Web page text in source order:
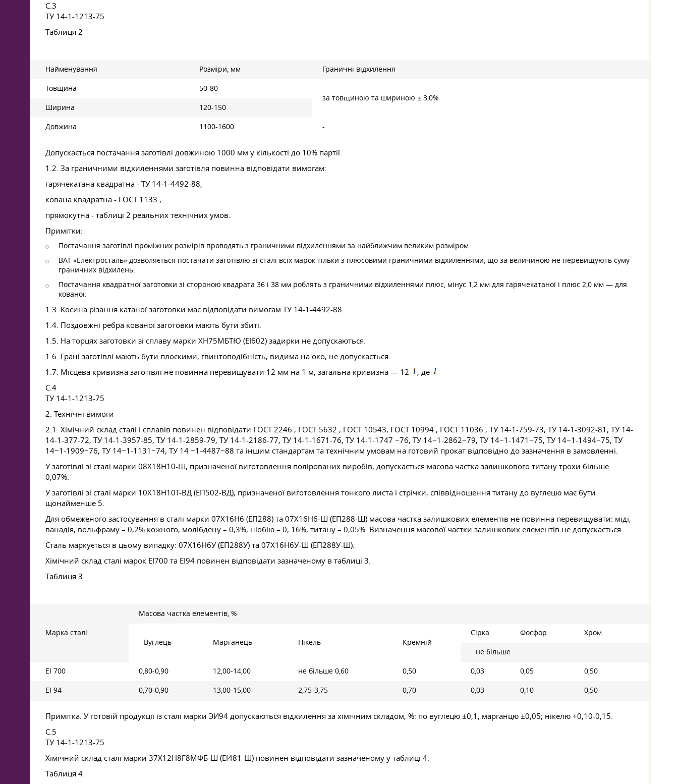
С.3
ТУ 14-1-1213-75
Таблиця 2
Найменування Розміри, мм Граничні відхилення
Товщина
50-80
за товщиною та шириною ± 3,0%
Ширина
120-150
Довжина 1100-1600 -
Допускається постачання заготівлі довжиною 1000 мм у кількості до 10% партії.
1.2. За граничними відхиленнями заготівля повинна відповідати вимогам:
гарячекатана квадратна - ТУ 14-1-4492-88,
кована квадратна - ГОСТ 1133 ,
прямокутна - таблиці 2 реальних технічних умов.
Примітки:
Постачання заготівлі проміжних розмірів проводять з граничними відхиленнями за найближчим великим розміром.
ВАТ «Електросталь» дозволяється постачати заготівлю зі сталі всіх марок тільки з плюсовими граничними відхиленнями, що за величиною не перевищують суму
граничних відхилень.
Постачання квадратної заготовки зі стороною квадрата 36 і 38 мм роблять з граничними відхиленнями плюс, мінус 1,2 мм для гарячекатаної і плюс 2,0 мм — для
кованої.
1.3. Косина різання катаної заготовки має відповідати вимогам ТУ 14-1-4492-88.
1.4. Поздовжні ребра кованої заготовки мають бути збиті.
1.5. На торцях заготовки зі сплаву марки ХН75МБТЮ (ЕІ602) задирки не допускаються.
1.6. Грані заготівлі мають бути плоскими, гвинтоподібність, видима на око, не допускається.
1.7. Місцева кривизна заготівлі не повинна перевищувати 12 мм на 1 м, загальна кривизна — 12
, де
С.4
ТУ 14-1-1213-75
2. Технічні вимоги
2.1. Хімічний склад сталі і сплавів повинен відповідати ГОСТ 2246 , ГОСТ 5632 , ГОСТ 10543, ГОСТ 10994 , ГОСТ 11036 , ТУ 14-1-759-73, ТУ 14-1-3092-81, ТУ 14-
14-1-377-72, ТУ 14-1-3957-85, ТУ 14-1-2859-79, ТУ 14-1-2186-77, ТУ 14-1-1671-76, ТУ 14-1-1747 −76, ТУ 14−1-2862−79, ТУ 14−1-1471−75, ТУ 14−1-1494−75, ТУ
14−1-1909−76, ТУ 14−1-1131−74, ТУ 14 −1-4487−88 та іншим стандартам та технічним умовам на готовий прокат відповідно до зазначення в замовленні.
У заготівлі зі сталі марки 08Х18Н10-Ш, призначеної виготовлення полірованих виробів, допускається масова частка залишкового титану трохи більше
0,07%.
У заготівлі зі сталі марки 10Х18Н10Т-ВД (ЕП502-ВД), призначеної виготовлення тонкого листа і стрічки, співвідношення титану до вуглецю має бути
щонайменше 5.
Для обмеженого застосування в сталі марки 07Х16Н6 (ЕП288) та 07Х16Н6-Ш (ЕП288-Ш) масова частка залишкових елементів не повинна перевищувати: міді,
ванадія, вольфраму – 0,2% кожного, молібдену – 0,3%, ніобію – 0, 16%, титану – 0,05%. Визначення масової частки залишкових елементів не допускається.
Сталь маркується в цьому випадку: 07Х16Н6У (ЕП288У) та 07Х16Н6У-Ш (ЕП288У-Ш).
Хімічний склад сталі марок ЕІ700 та ЕІ94 повинен відповідати зазначеному в таблиці 3.
Таблиця 3
Марка сталі
Масова частка елементів, %
Вуглець Марганець Нікель Кремній
Сірка Фосфор Хром
не більше
ЕІ 700 0,80-0,90 12,00-14,00 не більше 0,60 0,50 0,03 0,05 0,50
ЕІ 94 0,70-0,90 13,00-15,00 2,75-3,75 0,70 0,03 0,10 0,50
Примітка. У готовій продукції із сталі марки ЭИ94 допускаються відхилення за хімічним складом, %: по вуглецю ±0,1, марганцю ±0,05; нікелю +0,10-0,15.
С.5
ТУ 14-1-1213-75
Хімічний склад сталі марки 37Х12Н8Г8МФБ-Ш (ЕІ481-Ш) повинен відповідати зазначеному у таблиці 4.
Таблиця 4